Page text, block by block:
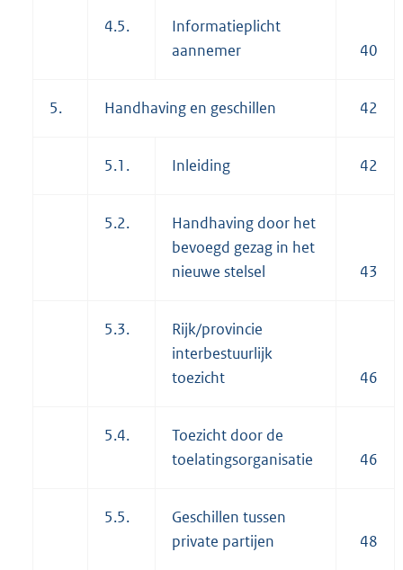
4.5.
Informatieplicht
aannemer
40
5. Handhaving en geschillen 42
5.1. Inleiding 42
5.2.
Handhaving door het
bevoegd gezag in het
nieuwe stelsel
43
5.3.
Rijk/provincie
interbestuurlijk
toezicht
46
5.4.
Toezicht door de
toelatingsorganisatie
46
5.5.
Geschillen tussen
private partijen
48